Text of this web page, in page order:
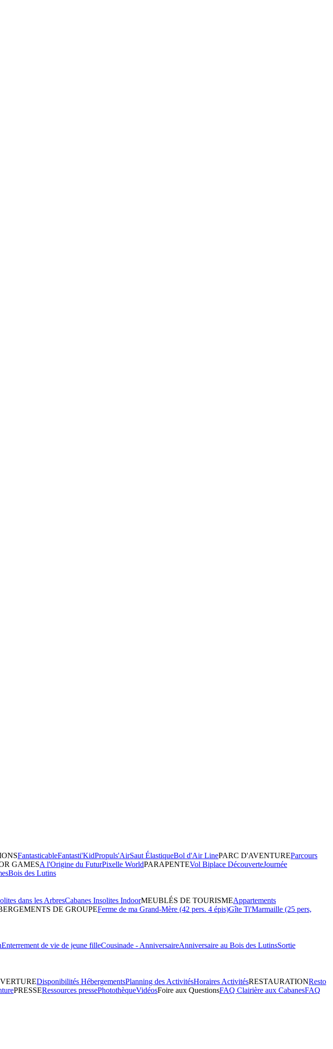
FantasticableFantasti'KidPropuls'AirSaut ÉlastiqueBol d'Air LinePARC D'AVENTUREParcours
GAMESA l'Origine du FuturPixelle WorldPARAPENTEVol Biplace DécouverteJournée
Bois des Lutins
dans les ArbresCabanes Insolites IndoorMEUBLÉS DE TOURISMEAppartements
DE GROUPEFerme de ma Grand-Mère (42 pers. 4 épis)Gîte Ti'Marmaille (25 pers,
Enterrement de vie de jeune filleCousinade - AnniversaireAnniversaire au Bois des LutinsSortie
Disponibilités HébergementsPlanning des ActivitésHoraires ActivitésRESTAURATIONResto
PRESSERessources pressePhotothèqueVidéosFoire aux QuestionsFAQ Clairière aux CabanesFAQ